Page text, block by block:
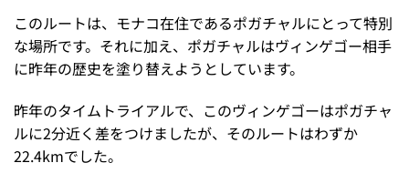
このルートは、モナコ在住であるポガチャルにとって特別
な場所です。それに加え、ポガチャルはヴィンゲゴー相手
に昨年の歴史を塗り替えようとしています。
昨年のタイムトライアルで、このヴィンゲゴーはポガチャ
ルに2分近く差をつけましたが、そのルートはわずか
22.4kmでした。